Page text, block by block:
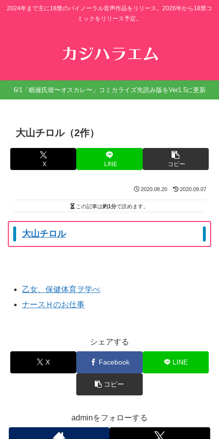
2024年まで主に18禁のバイノーラル音声作品をリリース。2026年から18禁コ
ミックをリリース予定。
6/1「眠催氏彼〜オスカレ〜」コミカライズ先読み版をVer1.5に更新
大山チロル（2作）
X LINE コピー
2020.08.20 2020.09.07
この記事は約1分で読めます。
大山チロル
乙女、保健体育ヲ学べ
ナースＨのお仕事
シェアする
X Facebook LINE
コピー
adminをフォローする